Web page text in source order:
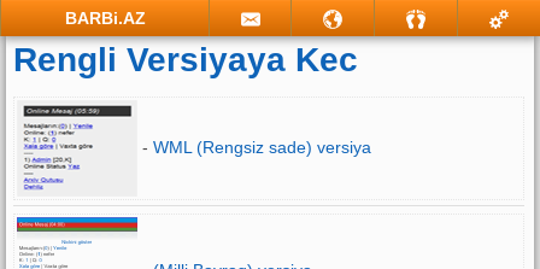
BARBi.AZ
Rengli Versiyaya Kec
- WML (Rengsiz sade) versiya